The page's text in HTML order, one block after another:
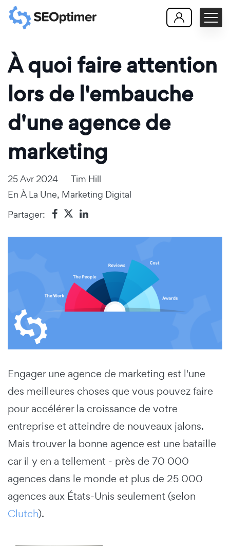
À quoi faire attention
lors de l'embauche
d'une agence de
marketing
25 Avr 2024
Tim Hill
En À La Une, Marketing Digital
Partager:
Engager une agence de marketing est l'une
des meilleures choses que vous pouvez faire
pour accélérer la croissance de votre
entreprise et atteindre de nouveaux jalons.
Mais trouver la bonne agence est une bataille
car il y en a tellement - près de 70 000
agences dans le monde et plus de 25 000
agences aux États-Unis seulement (selon
Clutch).